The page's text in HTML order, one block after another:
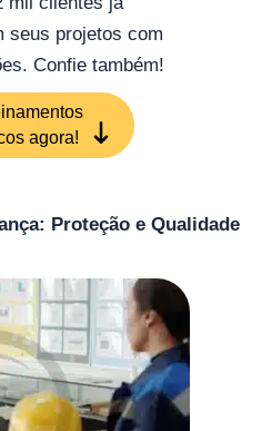
seus projetos com
Confie também!
agora!
Proteção e Qualidade